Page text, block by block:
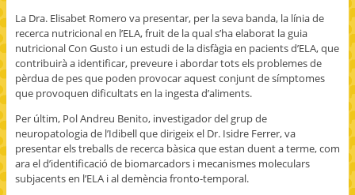
La Dra. Elisabet Romero va presentar, per la seva banda, la línia de
recerca nutricional en l’ELA, fruit de la qual s’ha elaborat la guia
nutricional Con Gusto i un estudi de la disfàgia en pacients d’ELA, que
contribuirà a identificar, preveure i abordar tots els problemes de
pèrdua de pes que poden provocar aquest conjunt de símptomes
que provoquen dificultats en la ingesta d’aliments.
Per últim, Pol Andreu Benito, investigador del grup de
neuropatologia de l’Idibell que dirigeix el Dr. Isidre Ferrer, va
presentar els treballs de recerca bàsica que estan duent a terme, com
ara el d’identificació de biomarcadors i mecanismes moleculars
subjacents en l’ELA i al demència fronto-temporal.